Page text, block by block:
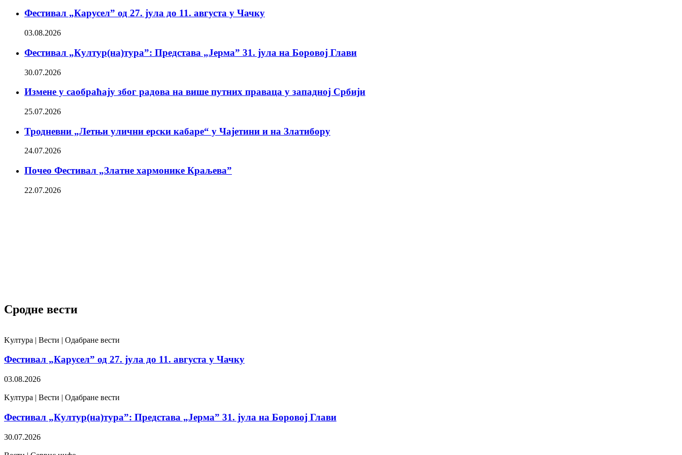
Фестивал „Карусел” од 27. јула до 11. августа у Чачку
03.08.2026
Фестивал „Култур(на)тура”: Представа „Јерма” 31. јула на Боровој Глави
30.07.2026
Измене у саобраћају због радова на више путних праваца у западној Србији
25.07.2026
Тродневни „Летњи улични ерски кабаре“ у Чајетини и на Златибору
24.07.2026
Почео Фестивал „Златне хармонике Краљева”
22.07.2026
Сродне вести
Kултура | Вести | Одабране вести
Фестивал „Карусел” од 27. јула до 11. августа у Чачку
03.08.2026
Kултура | Вести | Одабране вести
Фестивал „Култур(на)тура”: Представа „Јерма” 31. јула на Боровој Глави
30.07.2026